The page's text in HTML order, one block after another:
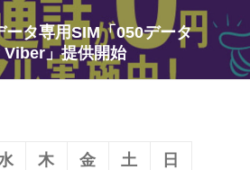
ータ専用SIM「050データ
」提供開始
木 金 土 日